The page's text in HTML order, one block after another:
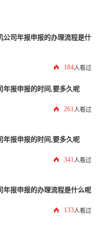
公司年报申报的办理流程是什
184人看过
年报申报的时间,要多久呢
261 人看过
年报申报的时间,要多久呢
341 人看过
年报申报的办理流程是什么呢
133人看过